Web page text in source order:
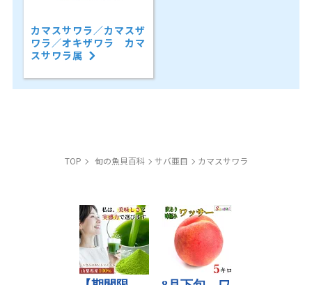
カマスサワラ／カマスザ
ワラ／オキザワラ カマ
スサワラ属
TOP 旬の魚貝百科 サバ亜目 カマスサワラ